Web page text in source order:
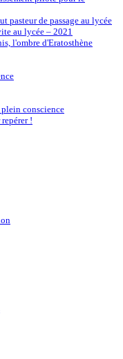
pasteur de passage au lycée
au lycée – 2021
l'ombre d'Eratosthène
conscience
!